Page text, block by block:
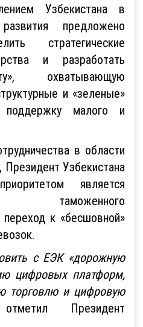
Узбекистана в
предложено
стратегические
и разработать
охватывающую
и «зеленые»
малого и
в области
Узбекистана
является
таможенного
к «бесшовной»
с ЕЭК «дорожную
цифровых платформ,
торговлю и цифровую
Президент